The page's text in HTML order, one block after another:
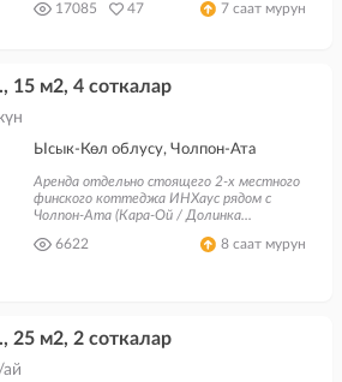
17085
47 7 саат мурун
15 м2, 4 соткалар
Ысык-Көл облусу, Чолпон-Ата
Аренда отдельно стоящего 2-х местного
финского коттеджа ИНХаус рядом с
Чолпон-Ата (Кара-Ой / Долинка...
6622
8 саат мурун
25 м2, 2 соткалар